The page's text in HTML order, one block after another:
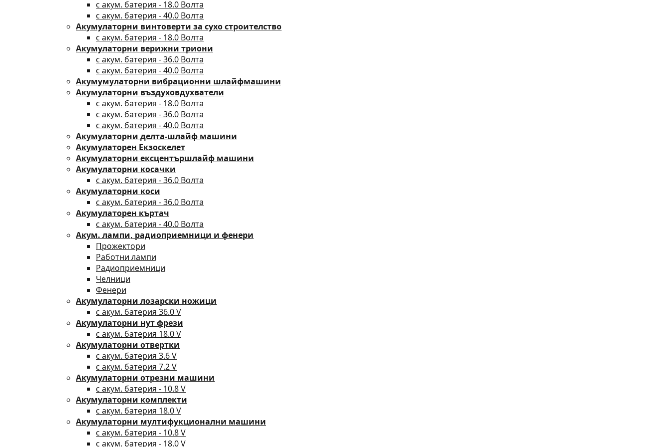
с акум. батерия - 18.0 Волта
с акум. батерия - 40.0 Волта
Акумулаторни винтоверти за сухо строителство
с акум. батерия - 18.0 Волта
Акумулаторни верижни триони
с акум. батерия - 36.0 Волта
с акум. батерия - 40.0 Волта
Акумумулаторни вибрационни шлайфмашини
Акумулаторни въздуховдухватели
с акум. батерия - 18.0 Волта
с акум. батерия - 36.0 Волта
с акум. батерия - 40.0 Волта
Акумулаторни делта-шлайф машини
Акумулаторен Екзоскелет
Акумулаторни ексцентършлайф машини
Акумулаторни косачки
с акум. батерия - 36.0 Волта
Акумулаторни коси
с акум. батерия - 36.0 Волта
Акумулаторен къртач
с акум. батерия - 40.0 Волта
Акум. лампи, радиоприемници и фенери
Прожектори
Работни лампи
Радиоприемници
Челници
Фенери
Акумулаторни лозарски ножици
с акум. батерия 36.0 V
Акумулаторни нут фрези
с акум. батерия 18.0 V
Акумулаторни отвертки
с акум. батерия 3.6 V
с акум. батерия 7.2 V
Акумулаторни отрезни машини
с акум. батерия - 10.8 V
Акумулаторни комплекти
с акум. батерия 18.0 V
Акумулаторни мултифукционални машини
с акум. батерия - 10.8 V
с акум. батерия - 18.0 V